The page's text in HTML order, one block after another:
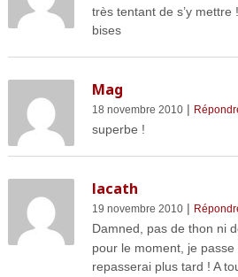
très tentant de s’y mettre !
bises
Mag
18 novembre 2010|
superbe !
lacath
19 novembre 2010|
Damned, pas de thon ni
pour le moment, je passe
repasserai plus tard ! A